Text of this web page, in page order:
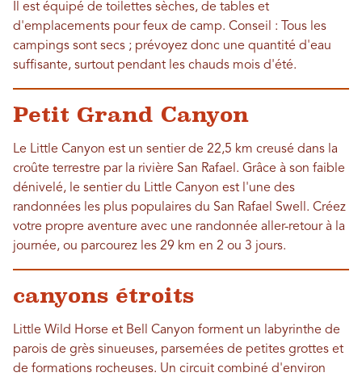
Il est équipé de toilettes sèches, de tables et
d'emplacements pour feux de camp. Conseil : Tous les
campings sont secs ; prévoyez donc une quantité d'eau
suffisante, surtout pendant les chauds mois d'été.
Petit Grand Canyon
Le Little Canyon est un sentier de 22,5 km creusé dans la
croûte terrestre par la rivière San Rafael. Grâce à son faible
dénivelé, le sentier du Little Canyon est l'une des
randonnées les plus populaires du San Rafael Swell. Créez
votre propre aventure avec une randonnée aller-retour à la
journée, ou parcourez les 29 km en 2 ou 3 jours.
canyons étroits
Little Wild Horse et Bell Canyon forment un labyrinthe de
parois de grès sinueuses, parsemées de petites grottes et
de formations rocheuses. Un circuit combiné d'environ